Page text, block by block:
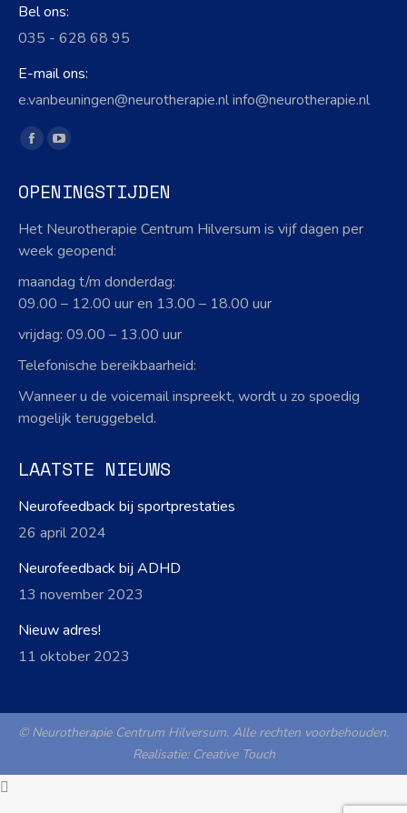
Bel ons:
035 - 628 68 95
E-mail ons:
e.vanbeuningen@neurotherapie.nl info@neurotherapie.nl
Vind ons op:
Facebook
opens
in
new
YouTube
opens
new
OPENINGSTIJDEN
Het Neurotherapie Centrum Hilversum is vijf dagen per
week geopend:
maandag t/m donderdag:
09.00 – 12.00 uur en 13.00 – 18.00 uur
vrijdag: 09.00 – 13.00 uur
Telefonische bereikbaarheid:
Wanneer u de voicemail inspreekt, wordt u zo spoedig
mogelijk teruggebeld.
LAATSTE NIEUWS
Neurofeedback bij sportprestaties
26 april 2024
Neurofeedback bij ADHD
13 november 2023
Nieuw adres!
11 oktober 2023
© Neurotherapie Centrum Hilversum. Alle rechten voorbehouden.
Realisatie: Creative Touch